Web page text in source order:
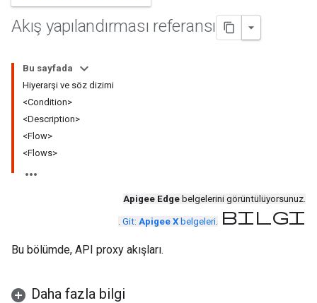
Akış yapılandırması referansı
Bu sayfada
Hiyerarşi ve söz dizimi
<Condition>
<Description>
<Flow>
<Flows>
Apigee Edge belgelerini görüntülüyorsunuz.
. Git: Apigee X belgeleri. bilgi
Bu bölümde, API proxy akışları.
Daha fazla bilgi